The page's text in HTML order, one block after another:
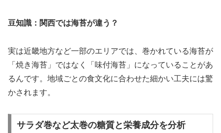
豆知識：関西では海苔が違う？
実は近畿地方など一部のエリアでは、巻かれている海苔が
「焼き海苔」ではなく「味付海苔」になっていることがあ
るんです。地域ごとの食文化に合わせた細かい工夫には驚
かされます。
サラダ巻など太巻の糖質と栄養成分を分析